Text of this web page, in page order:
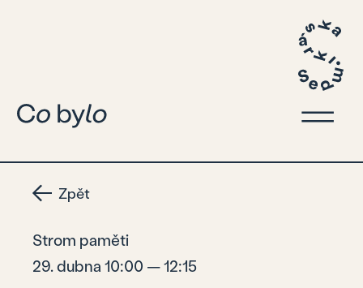
Zpět
Strom paměti
29. dubna 10:00 — 12:15